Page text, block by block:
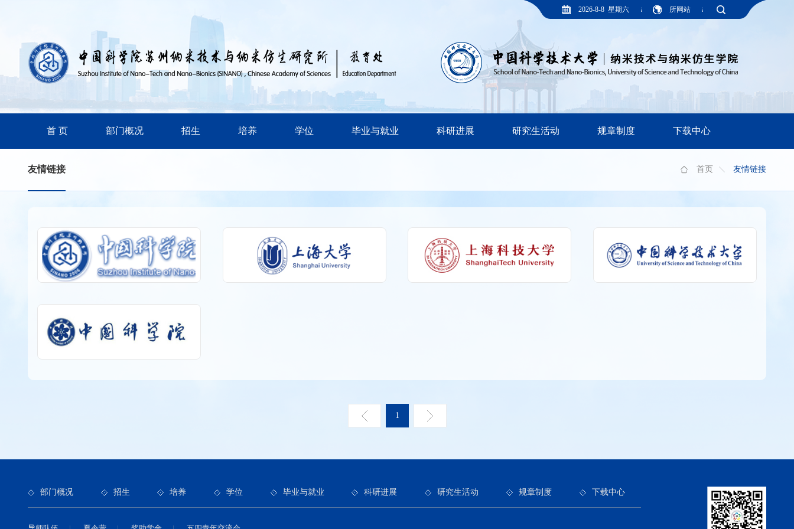
2026-8-8 星期六 所网站
首 页 部门概况 招生 培养 学位 毕业与就业 科研进展 研究生活动 规章制度 下载中心
首页 友情链接
友情链接
1
部门概况 招生 培养 学位 毕业与就业 科研进展 研究生活动 规章制度 下载中心